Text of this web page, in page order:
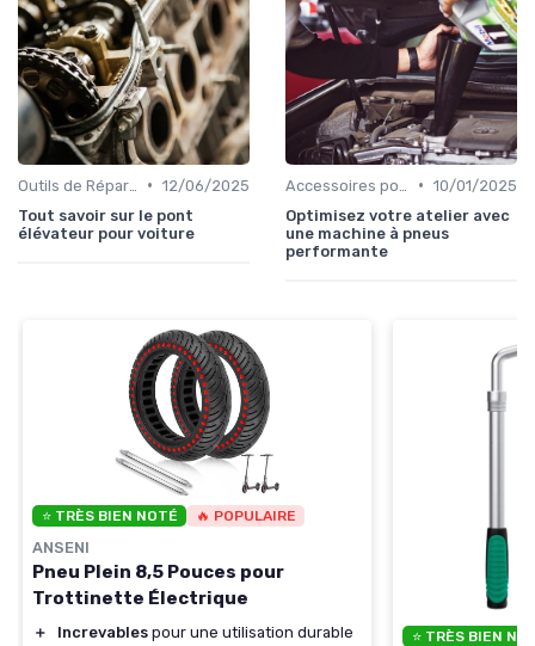
• 12/06/2025
Tout savoir sur le pont
élévateur pour voiture
• 10/01/2025
Optimisez votre atelier avec
une machine à pneus
performante
⭐ TRÈS BIEN NOTÉ 🔥 POPULAIRE
ANSENI
Pneu Plein 8,5 Pouces pour
Trottinette Électrique
＋ Increvables pour une utilisation durable
⭐ TRÈS BIEN